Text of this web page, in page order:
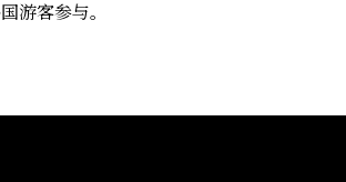
游客参与。